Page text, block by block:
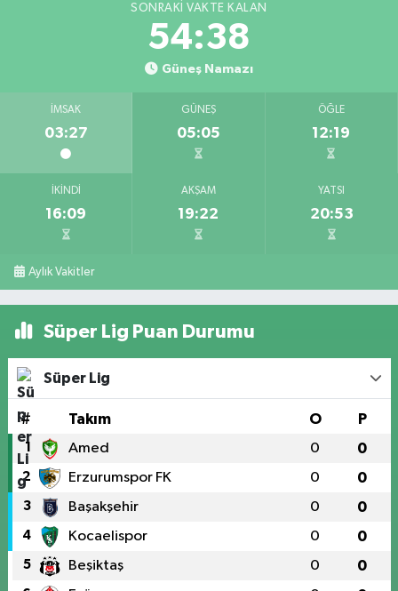
SONRAKI VAKTE KALAN
54:37
Güneş Namazı
İMSAK
03:27
GÜNEŞ
05:05
ÖĞLE
12:19
İKINDI
16:09
AKŞAM
19:22
YATSI
20:53
Aylık Vakitler
Süper Lig Puan Durumu
Süper Lig
# Takım O P
1 Amed 0 0
2 Erzurumspor FK 0 0
3 Başakşehir 0 0
4 Kocaelispor 0 0
5 Beşiktaş 0 0